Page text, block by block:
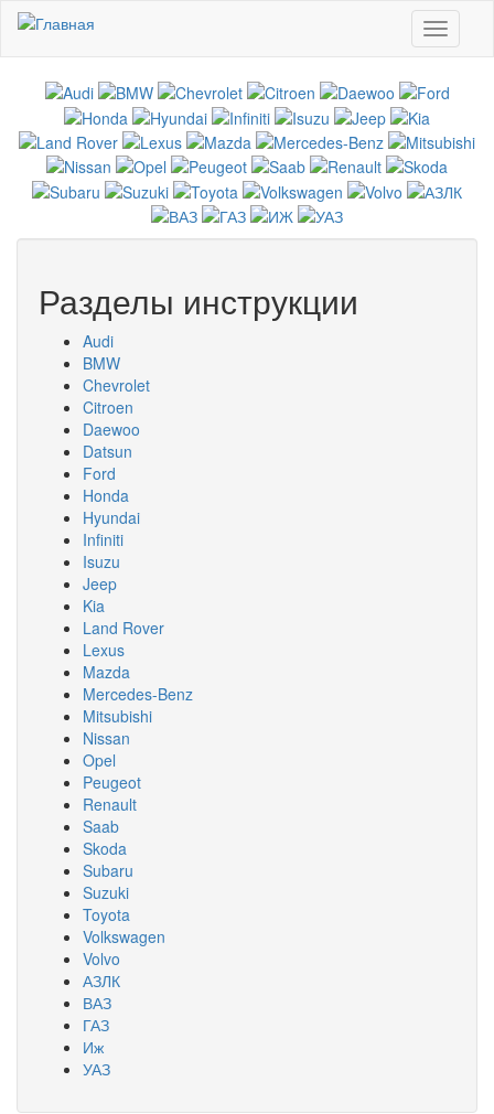
Перейти к основному содержанию
Toggle
Разделы инструкции
Audi
BMW
Chevrolet
Citroen
Daewoo
Datsun
Ford
Honda
Hyundai
Infiniti
Isuzu
Jeep
Kia
Land Rover
Lexus
Mazda
Mercedes-Benz
Mitsubishi
Nissan
Opel
Peugeot
Renault
Saab
Skoda
Subaru
Suzuki
Toyota
Volkswagen
Volvo
АЗЛК
ВАЗ
ГАЗ
Иж
УАЗ